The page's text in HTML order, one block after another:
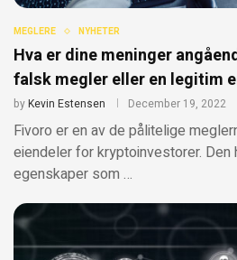
MEGLERE NYHETER
Hva er dine meninger
falsk megler eller en legitim
byKevin Estensen December 19, 2022
Fivoro er en av de pålitelige
eiendeler for kryptoinvestorer.
egenskaper som …